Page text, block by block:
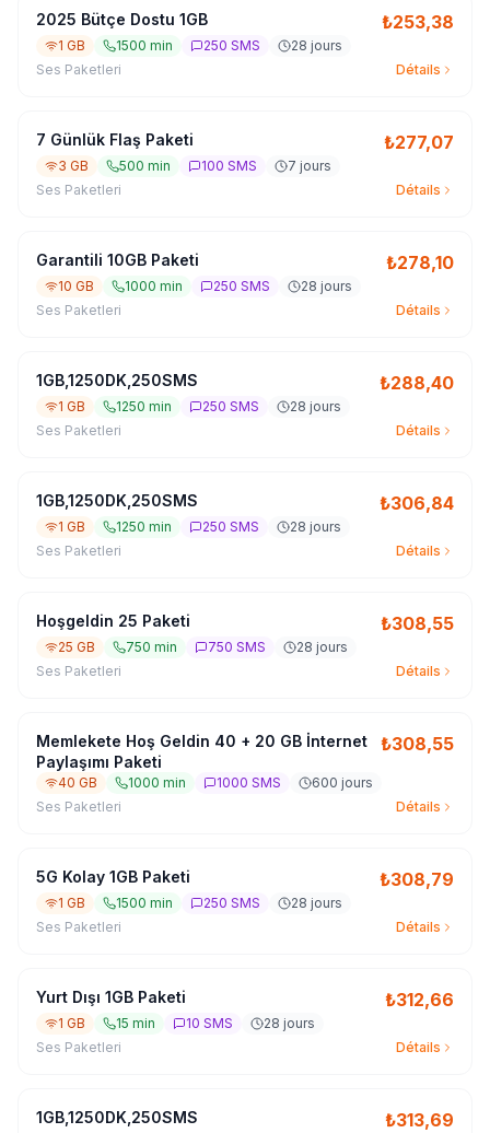
2025 Bütçe Dostu 1GB ₺253,38
1 GB 1500 min 250 SMS
28 jours
Ses Paketleri
Détails
7 Günlük Flaş Paketi ₺277,07
3 GB 500 min 100 SMS
7 jours
Ses Paketleri
Détails
Garantili 10GB Paketi ₺278,10
10 GB 1000 min 250 SMS
28 jours
Ses Paketleri
Détails
1GB,1250DK,250SMS ₺288,40
1 GB 1250 min 250 SMS
28 jours
Ses Paketleri
Détails
1GB,1250DK,250SMS ₺306,84
1 GB 1250 min 250 SMS
28 jours
Ses Paketleri
Détails
Hoşgeldin 25 Paketi ₺308,55
25 GB 750 min 750 SMS
28 jours
Ses Paketleri
Détails
Memlekete Hoş Geldin 40 + 20 GB İnternet
Paylaşımı Paketi
₺308,55
40 GB 1000 min 1000 SMS
600 jours
Ses Paketleri
Détails
5G Kolay 1GB Paketi ₺308,79
1 GB 1500 min 250 SMS
28 jours
Ses Paketleri
Détails
Yurt Dışı 1GB Paketi ₺312,66
1 GB 15 min 10 SMS
28 jours
Ses Paketleri
Détails
1GB,1250DK,250SMS ₺313,69